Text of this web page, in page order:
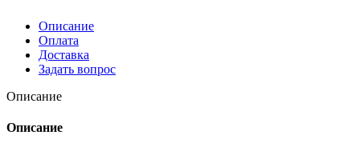
Описание
Оплата
Доставка
Задать вопрос
Описание
Описание